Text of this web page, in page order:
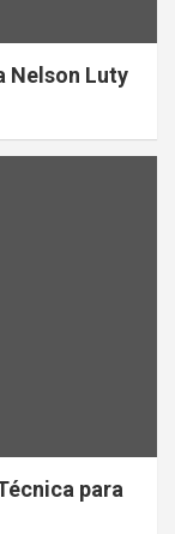
Nelson Luty
para